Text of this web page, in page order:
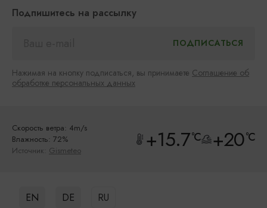
Подпишитесь на рассылку
Нажимая на кнопку подписаться, вы принимаете Соглашение об
обработке персональных данных
Скорость ветра: 4m/s
Влажность: 72%
Источник: Gismeteo +15.7°C +20°C
EN DE RU